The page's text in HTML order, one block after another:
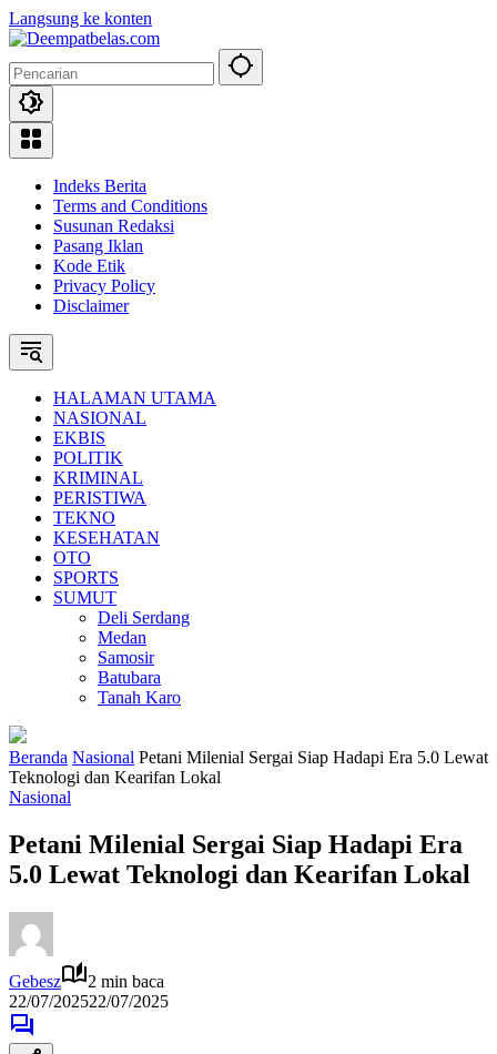
Langsung ke konten
Indeks Berita
Terms and Conditions
Susunan Redaksi
Pasang Iklan
Kode Etik
Privacy Policy
Disclaimer
HALAMAN UTAMA
NASIONAL
EKBIS
POLITIK
KRIMINAL
PERISTIWA
TEKNO
KESEHATAN
OTO
SPORTS
SUMUT
Deli Serdang
Medan
Samosir
Batubara
Tanah Karo
Beranda Nasional Petani Milenial Sergai Siap Hadapi Era 5.0 Lewat
Teknologi dan Kearifan Lokal
Nasional
Petani Milenial Sergai Siap Hadapi Era
5.0 Lewat Teknologi dan Kearifan Lokal
Gebesz
2 min baca
22/07/202522/07/2025